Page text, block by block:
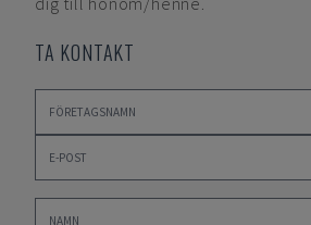
TA KONTAKT